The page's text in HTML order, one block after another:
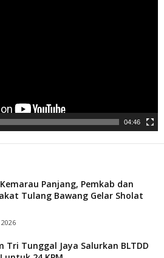
04:46
Panjang, Pemkab dan
Tulang Bawang Gelar Sholat
Tri Tunggal Jaya Salurkan BLTDD